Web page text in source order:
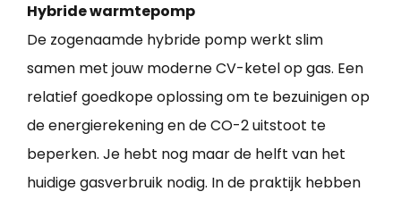
Hybride warmtepomp
De zogenaamde hybride pomp werkt slim
samen met jouw moderne CV-ketel op gas. Een
relatief goedkope oplossing om te bezuinigen op
de energierekening en de CO-2 uitstoot te
beperken. Je hebt nog maar de helft van het
huidige gasverbruik nodig. In de praktijk hebben